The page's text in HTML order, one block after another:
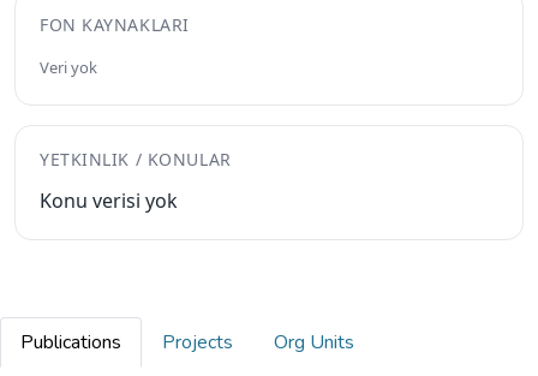
FON KAYNAKLARI
Veri yok
YETKINLIK / KONULAR
Konu verisi yok
Publications Projects
Org Units